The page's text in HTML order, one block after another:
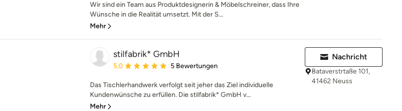
Wir sind ein Team aus Produktdesignerin & Möbelschreiner, dass Ihre
Wünsche in die Realität umsetzt. Mit der S...
Mehr
stilfabrik* GmbH
Durchschnittliche Bewertung: 5 von 5 Sternen
5,0 5 Bewertungen
Das Tischlerhandwerk verfolgt seit jeher das Ziel individuelle
Kundenwünsche zu erfüllen. Die stilfabrik* GmbH v...
Mehr
Nachricht
Bataverstrtaße 101,
41462 Neuss